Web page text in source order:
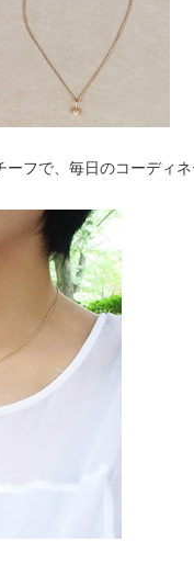
フで、毎日のコーディ